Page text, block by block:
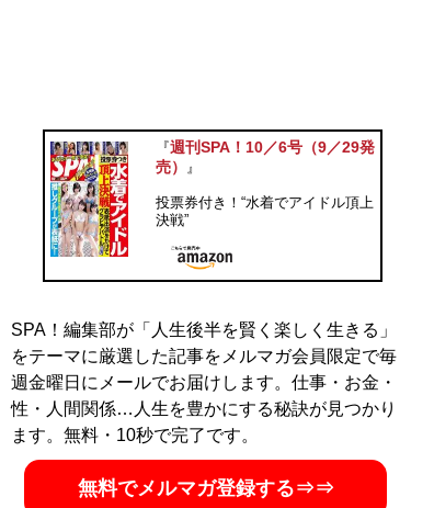
『週刊SPA！10／6号（9／29発
売） 』
投票券付き！“水着でアイドル頂上
決戦”
SPA！編集部が「人生後半を賢く楽しく生きる」
をテーマに厳選した記事をメルマガ会員限定で毎
週金曜日にメールでお届けします。仕事・お金・
性・人間関係…人生を豊かにする秘訣が見つかり
ます。無料・10秒で完了です。
無料でメルマガ登録する⇒⇒